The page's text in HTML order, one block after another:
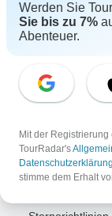
Über uns
Karriere
Jetzt
Reisende
Abenteuer
Warum
Werden Sie
Sie bis zu 7%
Abenteuer.
Mit der
TourRadar's
Datenschutzerklärung
stimme dem Erhalt